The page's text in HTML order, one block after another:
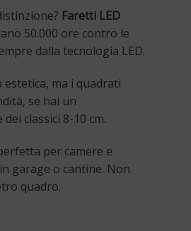
Faretti LED
50.000 ore contro le
dalla tecnologia LED.
estetica, ma i quadrati
se hai un
classici 8-10 cm.
per camere e
garage o cantine. Non
quadro.